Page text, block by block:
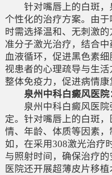
针对嘴唇上的白斑，
个性化的治疗方案。由
时需选择温和、无刺激
准分子激光治疗，结合
血液循环，促进黑色素
视患者的心理疏导与生
整体免疫力，促进病情康
泉州中科白癜风医
泉州中科白癜风医院
定。针对嘴唇上的白斑
情、年龄、体质等因素
如，在采用308激光治疗
与照射时间，确保治疗的
医院还开展超薄皮片移